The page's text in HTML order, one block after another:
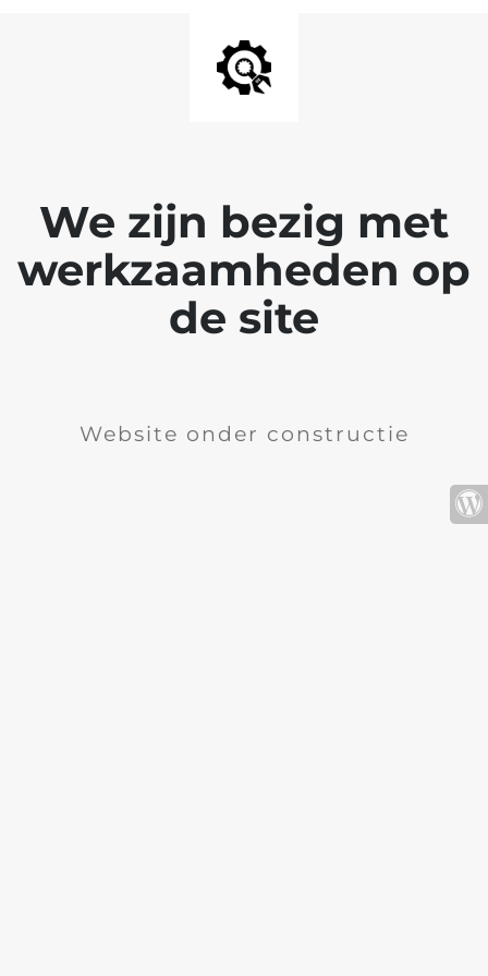
We zijn bezig met
werkzaamheden op
de site
Website onder constructie